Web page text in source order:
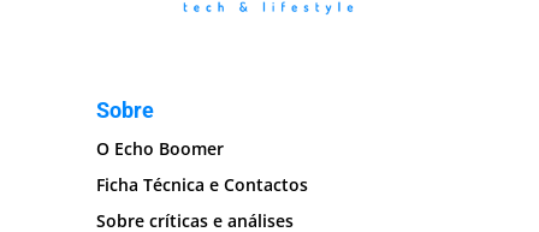
Sobre
O Echo Boomer
Ficha Técnica e Contactos
Sobre críticas e análises